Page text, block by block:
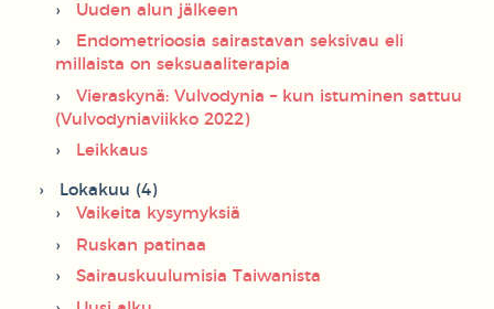
Uuden alun jälkeen
Endometrioosia sairastavan seksivau eli
millaista on seksuaaliterapia
Vieraskynä: Vulvodynia – kun istuminen sattuu
(Vulvodyniaviikko 2022)
Leikkaus
Lokakuu (4)
Vaikeita kysymyksiä
Ruskan patinaa
Sairauskuulumisia Taiwanista